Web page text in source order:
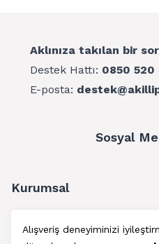
Alışveriş deneyiminizi
Aklınıza takılan bir
Destek Hattı: 0850 520
E-posta:
Sosyal
Kurumsal
Müşteri Hizmetleri